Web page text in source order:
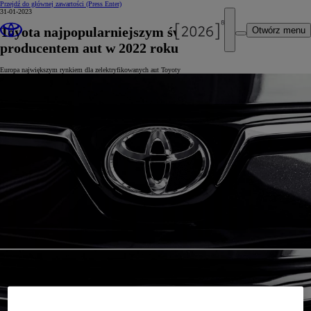
Przejdź do głównej zawartości (Press Enter)
Otwórz menu
31-01-2023
Toyota najpopularniejszym światowym
producentem aut w 2022 roku
Europa największym rynkiem dla zelektryfikowanych aut Toyoty